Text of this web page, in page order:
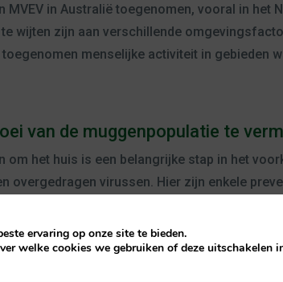
in Australië toegenomen, vooral in het
wijten zijn aan verschillende
menselijke activiteit in gebieden
van de muggenpopulatie te
om het huis is een belangrijke stap in het
overgedragen virussen. Hier zijn enkele
te verminderen:
stilstaand water, dus het is belangrijk om
hierbij aan het leeggooien van water uit
ervaring op onze site te bieden.
welke cookies we gebruiken of deze uitschakelen